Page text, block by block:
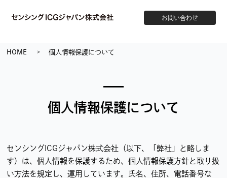
お問い合わせ
HOME 個人情報保護について
個人情報保護について
センシングICGジャパン株式会社（以下、「弊社」と略しま
す）は、個人情報を保護するため、個人情報保護方針と取り扱
い方法を規定し、運用しています。氏名、住所、電話番号な